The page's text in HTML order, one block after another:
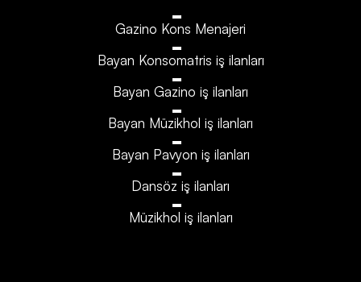
Gazino Kons Menajeri
Bayan Konsomatris iş ilanları
Bayan Gazino iş ilanları
Bayan Müzikhol iş ilanları
Bayan Pavyon iş ilanları
Dansöz iş ilanları
Müzikhol iş ilanları